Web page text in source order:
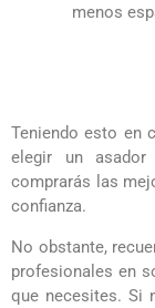
menos
Teniendo esto en
elegir un
comprarás las
confianza.
No obstante,
profesionales en
que necesites. Si